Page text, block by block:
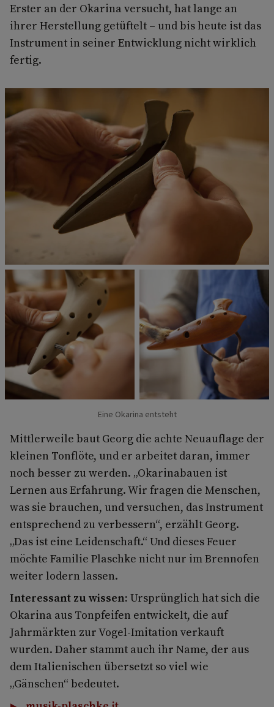
Erster an der Okarina versucht, hat lange an
ihrer Herstellung getüftelt – und bis heute ist das
Instrument in seiner Entwicklung nicht wirklich
fertig.
Eine Okarina entsteht
Mittlerweile baut Georg die achte Neuauflage der
kleinen Tonflöte, und er arbeitet daran, immer
noch besser zu werden. „Okarinabauen ist
Lernen aus Erfahrung. Wir fragen die Menschen,
was sie brauchen, und versuchen, das Instrument
entsprechend zu verbessern“, erzählt Georg.
„Das ist eine Leidenschaft.“ Und dieses Feuer
möchte Familie Plaschke nicht nur im Brennofen
weiter lodern lassen.
Interessant zu wissen: Ursprünglich hat sich die
Okarina aus Tonpfeifen entwickelt, die auf
Jahrmärkten zur Vogel-Imitation verkauft
wurden. Daher stammt auch ihr Name, der aus
dem Italienischen übersetzt so viel wie
„Gänschen“ bedeutet.